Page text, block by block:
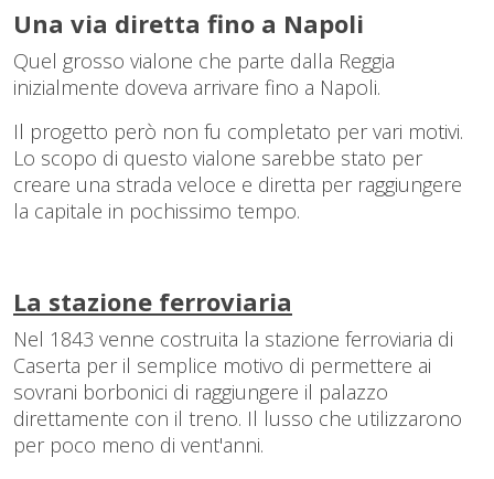
Una via diretta fino a Napoli
Quel grosso vialone che parte dalla Reggia
inizialmente doveva arrivare fino a Napoli.
Il progetto però non fu completato per vari motivi.
Lo scopo di questo vialone sarebbe stato per
creare una strada veloce e diretta per raggiungere
la capitale in pochissimo tempo.
La stazione ferroviaria
Nel 1843 venne costruita la stazione ferroviaria di
Caserta per il semplice motivo di permettere ai
sovrani borbonici di raggiungere il palazzo
direttamente con il treno. Il lusso che utilizzarono
per poco meno di vent'anni.